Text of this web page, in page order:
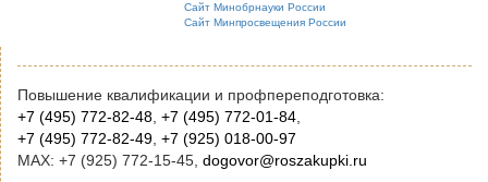
Сайт Минобрнауки России
Сайт Минпросвещения России
Повышение квалификации и профпереподготовка:
+7 (495) 772-82-48, +7 (495) 772-01-84,
+7 (495) 772-82-49, +7 (925) 018-00-97
MAX: +7 (925) 772-15-45, dogovor@roszakupki.ru